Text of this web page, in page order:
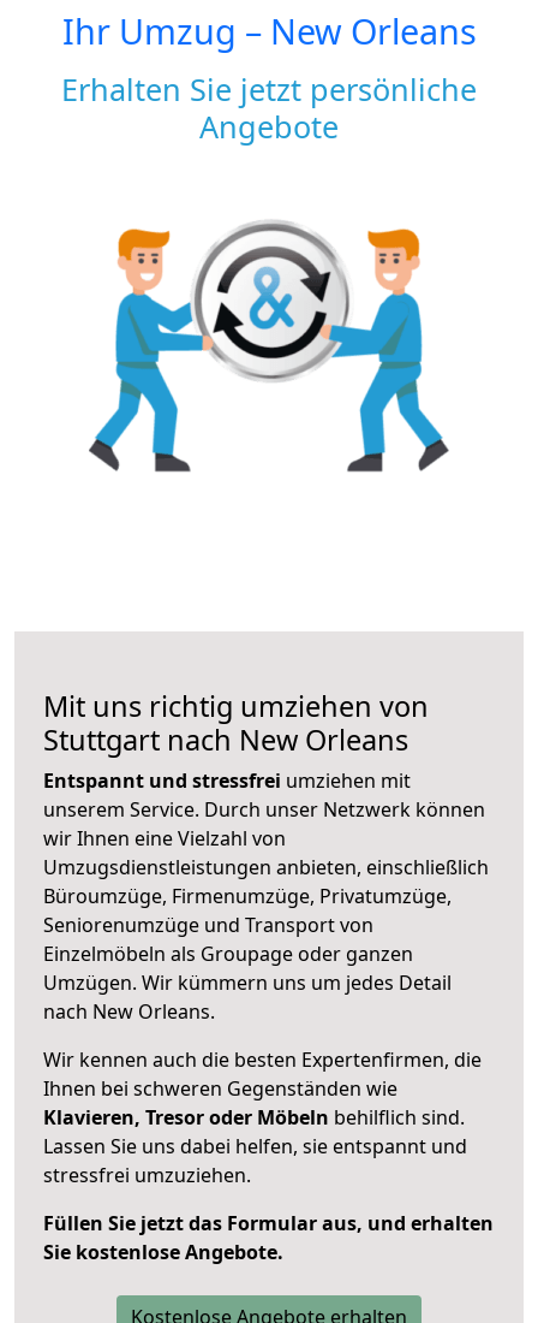
Ihr Umzug – New Orleans
Erhalten Sie jetzt persönliche
Angebote
Mit uns richtig umziehen von
Stuttgart nach New Orleans
Entspannt und stressfrei umziehen mit
unserem Service. Durch unser Netzwerk können
wir Ihnen eine Vielzahl von
Umzugsdienstleistungen anbieten, einschließlich
Büroumzüge, Firmenumzüge, Privatumzüge,
Seniorenumzüge und Transport von
Einzelmöbeln als Groupage oder ganzen
Umzügen. Wir kümmern uns um jedes Detail
nach New Orleans.
Wir kennen auch die besten Expertenfirmen, die
Ihnen bei schweren Gegenständen wie
Klavieren, Tresor oder Möbeln behilflich sind.
Lassen Sie uns dabei helfen, sie entspannt und
stressfrei umzuziehen.
Füllen Sie jetzt das Formular aus, und erhalten
Sie kostenlose Angebote.
Kostenlose Angebote erhalten